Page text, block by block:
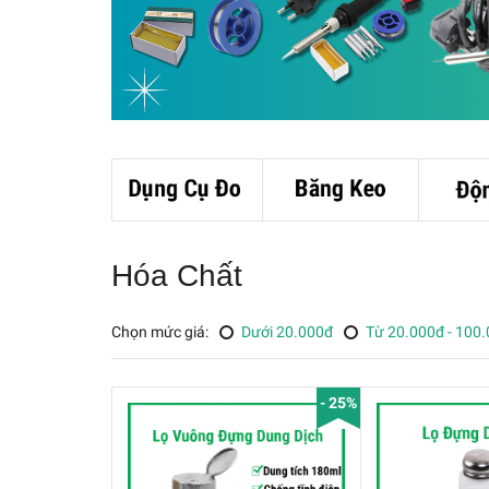
Hóa Chất
Chọn mức giá: Dưới 20.000đ Từ 20.000đ -
- 25%